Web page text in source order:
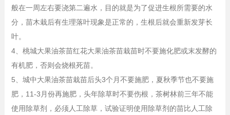
般在一周左右要浇第二遍水，目的就是为了促进生根所需要的水
分，苗木栽后有生理落叶现象是正常的，生根后就会重新发芽长
叶。
4、桃城大果油茶苗红花大果油茶苗栽苗时不要施化肥或末发酵的
有机肥，否则会烧根死苗。
5、城中大果油茶苗栽苗后头3个月不要施肥，夏秋季节也不要施
肥，11-3月份再施肥，头年除草时不要伤根，茶树林前三年不能
使用除草剂，必须人工除草，试验证明使用除草剂的苗比人工除